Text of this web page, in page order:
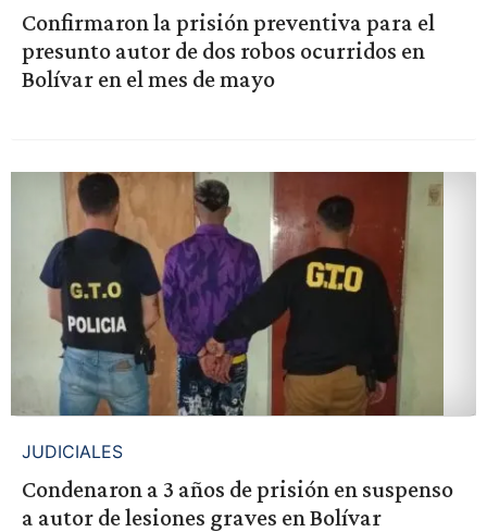
Confirmaron la prisión preventiva para el
presunto autor de dos robos ocurridos en
Bolívar en el mes de mayo
JUDICIALES
Condenaron a 3 años de prisión en suspenso
a autor de lesiones graves en Bolívar